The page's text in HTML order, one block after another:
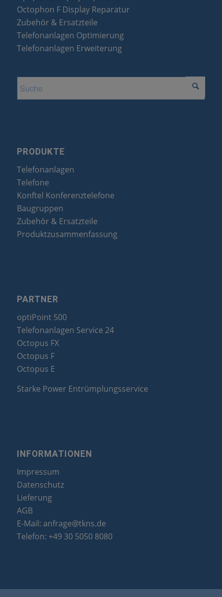
Octophon F Display Reparatur
Zubehör & Ersatzteile
Telefonanlagen Optimierung
Telefonanlagen Erweiterung
PRODUKTE
Telefonanlagen
Telefone
Konftel Konferenztelefone
Baugruppen
Zubehör & Ersatzteile
Produktzusammenfassung
PARTNER
optiPoint 500
Telefonanlagen Service 24
Octopus FX
Octopus F
Octopus E
Starke Power Entrümplungsservice
INFORMATIONEN
Impressum
Datenschutz
Lieferung
AGB
E-Mail: anfrage@tkns.de
Telefon: +49 30 5050 8080